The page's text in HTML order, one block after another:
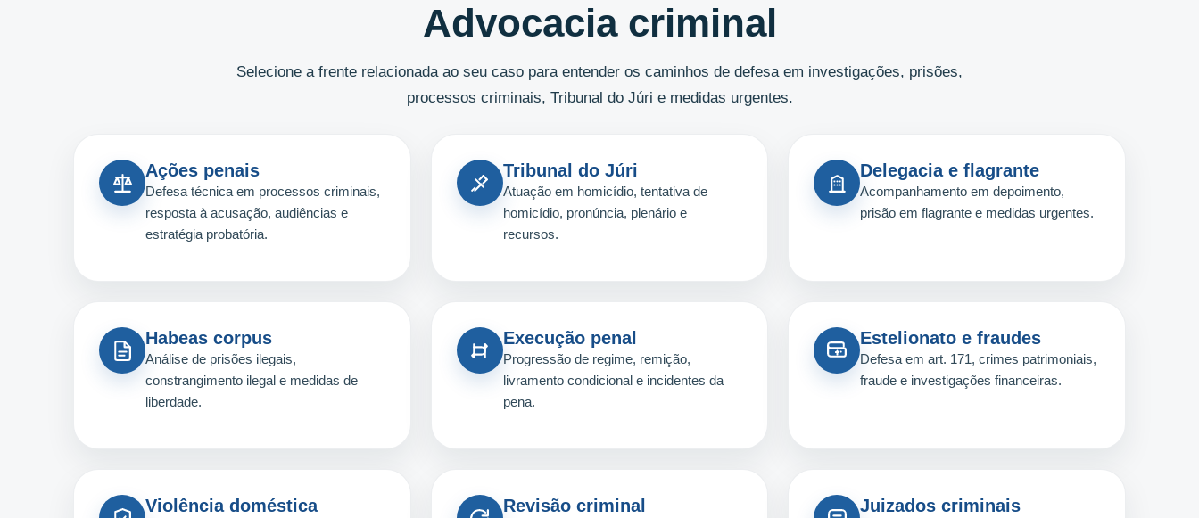
Advocacia criminal
Selecione a frente relacionada ao seu caso para entender os caminhos de defesa em investigações, prisões,
processos criminais, Tribunal do Júri e medidas urgentes.
Ações penais
Defesa técnica em processos criminais,
resposta à acusação, audiências e
estratégia probatória.
Tribunal do Júri
Atuação em homicídio, tentativa de
homicídio, pronúncia, plenário e
recursos.
Delegacia e flagrante
Acompanhamento em depoimento,
prisão em flagrante e medidas urgentes.
Habeas corpus
Análise de prisões ilegais,
constrangimento ilegal e medidas de
liberdade.
Execução penal
Progressão de regime, remição,
livramento condicional e incidentes da
pena.
Estelionato e fraudes
Defesa em art. 171, crimes patrimoniais,
fraude e investigações financeiras.
Violência doméstica Revisão criminal Juizados criminais